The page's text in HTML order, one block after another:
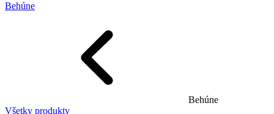
Behúne
Behúne
Všetky produkty